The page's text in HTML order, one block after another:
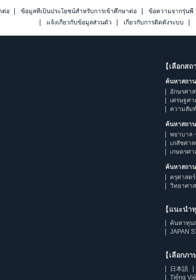
ต่อ ข้อมูลที่เป็นประโยชน์สำหรับการเข้าศึกษาต่อ ข้อความจากรุ่นพี่
แจ้งเกี่ยวกับข้อมูลส่วนตัว
เกี่ยวกับการติดตั้งระบบ
【เลือกส
ค้นหาสถา
อักษรศา
เศรษฐศ
ความสัม
ค้นหาสถา
พยาบาล
เภสัชศา
เกษตรศา
ค้นหาสถา
ครุศาสต
วิทยาศา
【แนะนำ
ค้นหาทุน
JAPAN
【เลือกภา
日本語
Tiếng